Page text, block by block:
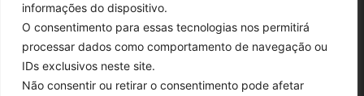
informações do dispositivo.
O consentimento para essas tecnologias nos permitirá
processar dados como comportamento de navegação ou
IDs exclusivos neste site.
Não consentir ou retirar o consentimento pode afetar
SIGA-NOS